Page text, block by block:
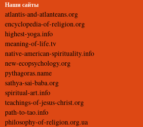
Наши сайты
atlantis-and-atlanteans.org
encyclopedia-of-religion.org
highest-yoga.info
meaning-of-life.tv
native-american-spirituality.info
new-ecopsychology.org
pythagoras.name
sathya-sai-baba.org
spiritual-art.info
teachings-of-jesus-christ.org
path-to-tao.info
philosophy-of-religion.org.ua